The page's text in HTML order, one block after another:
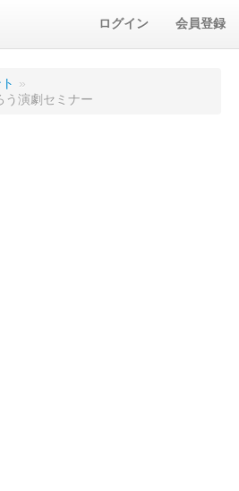
ログイン 会員登録
»
う演劇セミナー